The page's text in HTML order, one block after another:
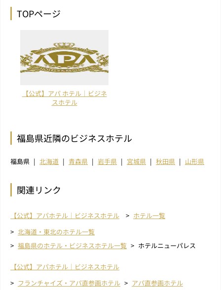
TOPページ
【公式】アパ ホテル｜ビジネ
スホテル
福島県近隣のビジネスホテル
福島県 北海道 青森県 岩手県 宮城県 秋田県 山形県
関連リンク
【公式】アパホテル｜ビジネスホテル
ホテル一覧
北海道・東北のホテル一覧
福島県のホテル・ビジネスホテル一覧
ホテルニューパレス
【公式】アパホテル｜ビジネスホテル
フランチャイズ・アパ直参画ホテル
アパ直参画ホテル